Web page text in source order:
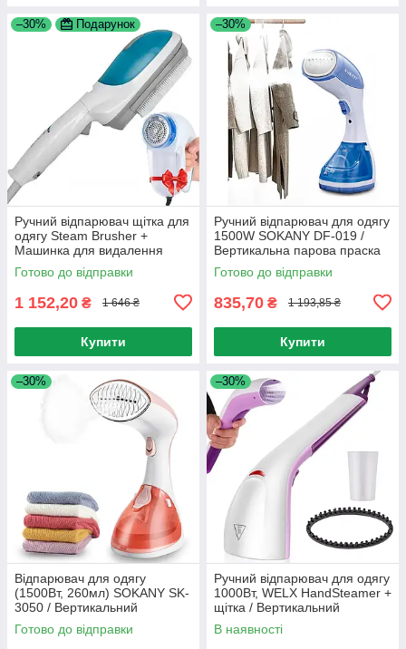
–30% Подарунок
Ручний відпарювач щітка для
одягу Steam Brusher +
Машинка для видалення
катишок
Готово до відправки
1 152,20 ₴ 1 646 ₴
Купити
–30%
Ручний відпарювач для одягу
1500W SOKANY DF-019 /
Вертикальна парова праска
для штор
Готово до відправки
835,70 ₴ 1 193,85 ₴
Купити
–30%
Відпарювач для одягу
(1500Вт, 260мл) SOKANY SK-
3050 / Вертикальний
пароочисник / Парова праска
Готово до відправки
–30%
Ручний відпарювач для одягу
1000Вт, WELX HandSteamer +
щітка / Вертикальний
пароочисник від мережі
В наявності